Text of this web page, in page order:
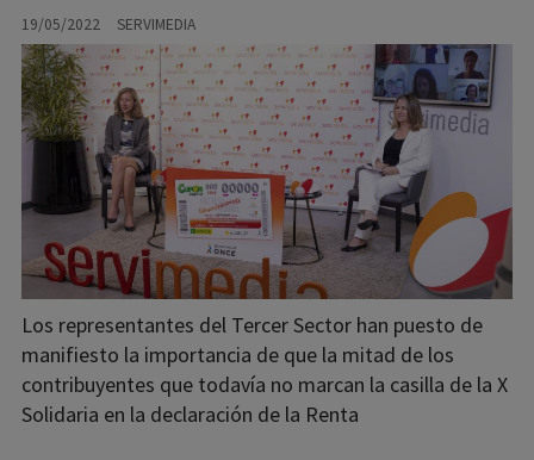
SERVIMEDIA
19/05/2022
Los representantes del Tercer Sector han puesto de
manifiesto la importancia de que la mitad de los
contribuyentes que todavía no marcan la casilla de la X
Solidaria en la declaración de la Renta